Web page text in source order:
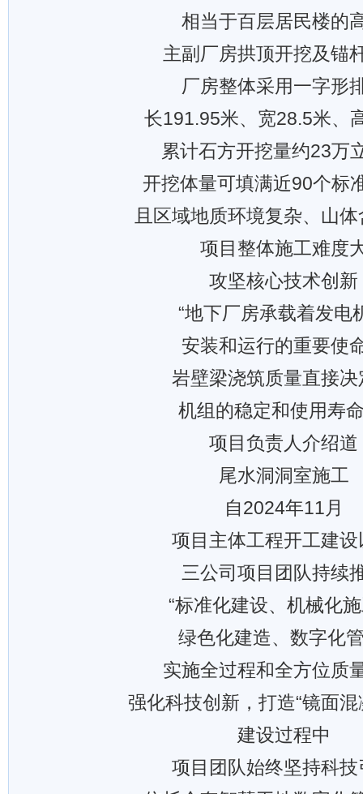
相当于百层居民楼的
主副厂房拱顶开挖及锚
厂房整体采用一字形
长191.95米、宽28.5米、
累计石方开挖量约23万
开挖体量可填满近90个标
且区域地质环境复杂、山
项目整体施工难度
攻坚核心技术创新
“地下厂房承载着发电
安装和运行的重要使
岩壁梁浇筑质量直接决
机组的稳定和使用寿
项目负责人介绍道
尾水洞洞室施工
自2024年11月
项目主体工程开工建设
三公司项目团队持续
“标准化建设、机械化
绿色化建造、数字化
实施全过程和全方位质
强化科技创新，打造“镜面混
建设过程中
项目团队始终坚持科技